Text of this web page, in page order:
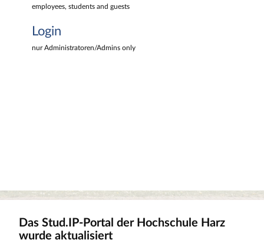
employees, students and guests
Login
nur Administratoren/Admins only
Das Stud.IP-Portal der Hochschule Harz
wurde aktualisiert